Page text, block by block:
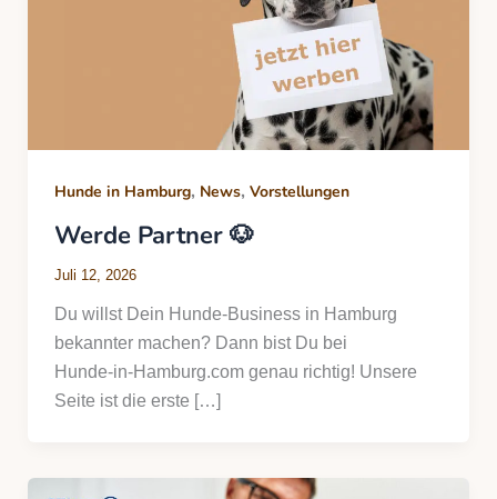
Hunde in Hamburg, News, Vorstellungen
Werde Partner 🐶
Juli 12, 2026
Du willst Dein Hunde‑Business in Hamburg
bekannter machen? Dann bist Du bei
Hunde‑in‑Hamburg.com genau richtig! Unsere
Seite ist die erste […]